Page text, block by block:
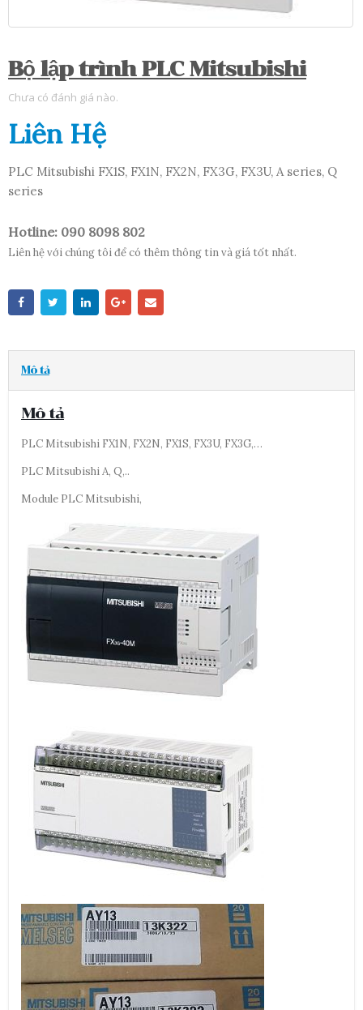
Bộ lập trình PLC Mitsubishi
Chưa có đánh giá nào.
Liên Hệ
PLC Mitsubishi FX1S, FX1N, FX2N, FX3G, FX3U, A series, Q
series
Hotline: 090 8098 802
Liên hệ với chúng tôi để có thêm thông tin và giá tốt nhất.
Mô tả
Mô tả
PLC Mitsubishi FX1N, FX2N, FX1S, FX3U, FX3G,…
PLC Mitsubishi A, Q,..
Module PLC Mitsubishi,